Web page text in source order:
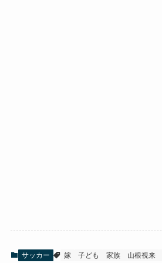
サッカー 嫁 子ども 家族 山根視来